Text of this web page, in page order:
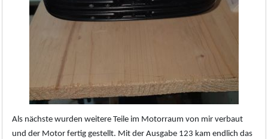
Als nächste wurden weitere Teile im Motorraum von mir verbaut
und der Motor fertig gestellt. Mit der Ausgabe 123 kam endlich das